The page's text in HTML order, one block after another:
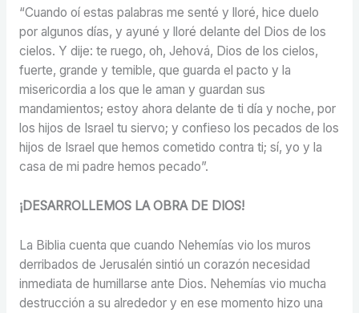
“Cuando oí estas palabras me senté y lloré, hice duelo
por algunos días, y ayuné y lloré delante del Dios de los
cielos. Y dije: te ruego, oh, Jehová, Dios de los cielos,
fuerte, grande y temible, que guarda el pacto y la
misericordia a los que le aman y guardan sus
mandamientos; estoy ahora delante de ti día y noche, por
los hijos de Israel tu siervo; y confieso los pecados de los
hijos de Israel que hemos cometido contra ti; sí, yo y la
casa de mi padre hemos pecado”.
¡DESARROLLEMOS LA OBRA DE DIOS!
La Biblia cuenta que cuando Nehemías vio los muros
derribados de Jerusalén sintió un corazón necesidad
inmediata de humillarse ante Dios. Nehemías vio mucha
destrucción a su alrededor y en ese momento hizo una